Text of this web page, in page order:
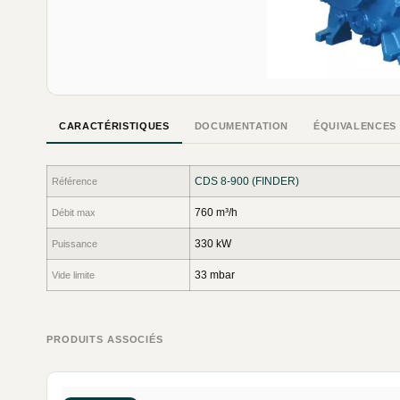
CARACTÉRISTIQUES DOCUMENTATION ÉQUIVALENCES
Référence CDS 8-900 (FINDER)
Débit max 760 m³/h
Puissance 330 kW
Vide limite 33 mbar
PRODUITS ASSOCIÉS